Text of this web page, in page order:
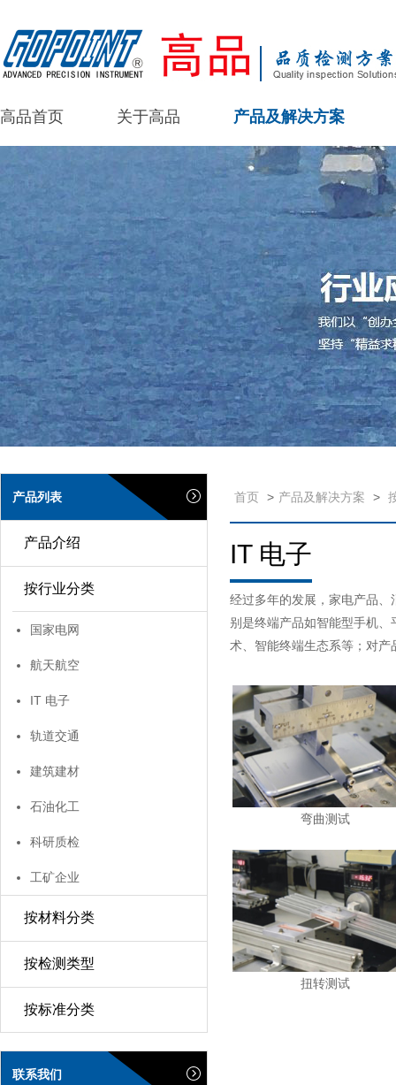
高品首页 关于高品 产品及解决方案
产品列表
产品介绍
按行业分类
国家电网
航天航空
IT 电子
轨道交通
建筑建材
石油化工
科研质检
工矿企业
按材料分类
按检测类型
按标准分类
联系我们
首页 > 产品及解决方案 >
IT 电子
经过多年的发展，家电产品
别是终端产品如智能型手机
术、智能终端生态系等；对
弯曲测试
扭转测试